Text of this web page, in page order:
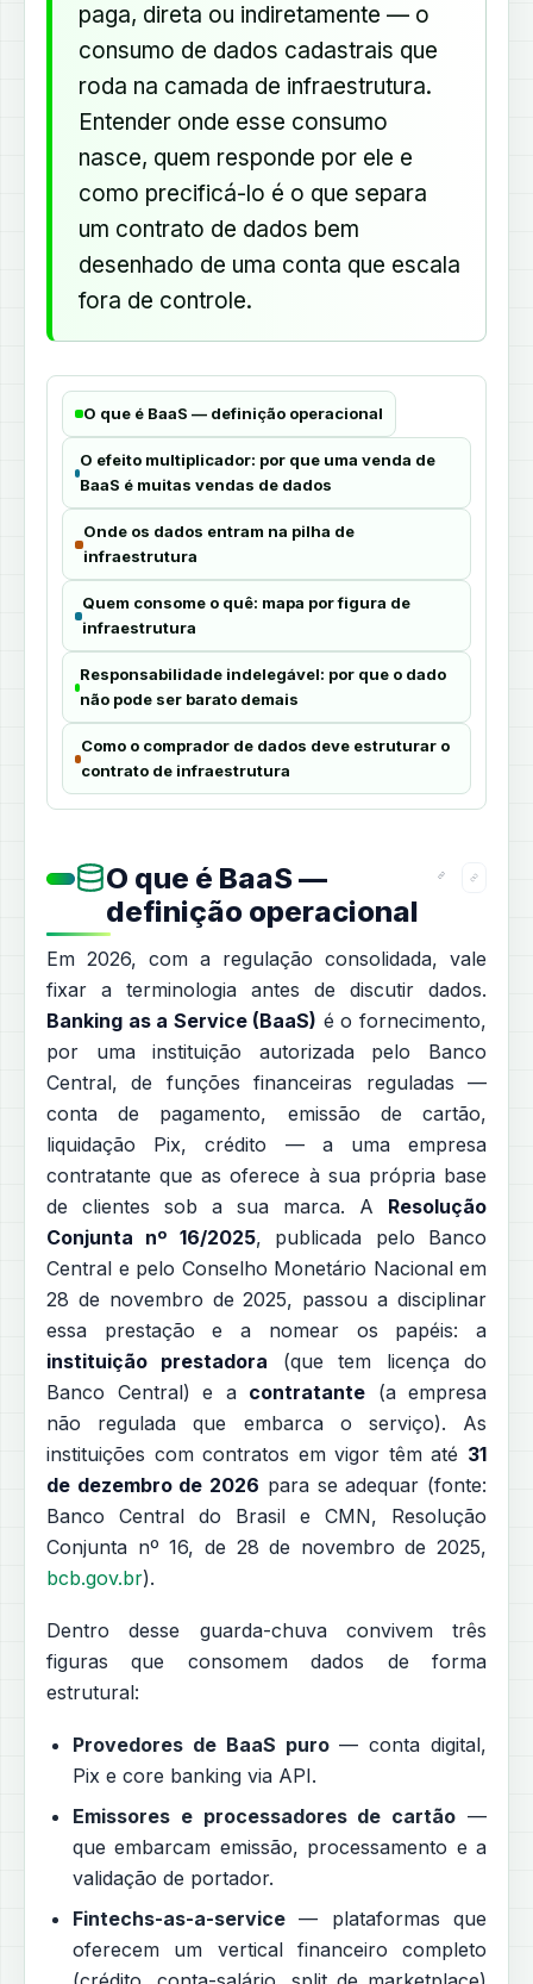
paga, direta ou indiretamente — o
consumo de dados cadastrais que
roda na camada de infraestrutura.
Entender onde esse consumo
nasce, quem responde por ele e
como precificá-lo é o que separa
um contrato de dados bem
desenhado de uma conta que escala
fora de controle.
O que é BaaS — definição operacional
O efeito multiplicador: por que uma venda de
BaaS é muitas vendas de dados
Onde os dados entram na pilha de
infraestrutura
Quem consome o quê: mapa por figura de
infraestrutura
Responsabilidade indelegável: por que o dado
não pode ser barato demais
Como o comprador de dados deve estruturar o
contrato de infraestrutura
O que é BaaS —
definição operacional
Em 2026, com a regulação consolidada, vale
fixar a terminologia antes de discutir dados.
Banking as a Service (BaaS) é o fornecimento,
por uma instituição autorizada pelo Banco
Central, de funções financeiras reguladas —
conta de pagamento, emissão de cartão,
liquidação Pix, crédito — a uma empresa
contratante que as oferece à sua própria base
de clientes sob a sua marca. A Resolução
Conjunta nº 16/2025, publicada pelo Banco
Central e pelo Conselho Monetário Nacional em
28 de novembro de 2025, passou a disciplinar
essa prestação e a nomear os papéis: a
instituição prestadora (que tem licença do
Banco Central) e a contratante (a empresa
não regulada que embarca o serviço). As
instituições com contratos em vigor têm até 31
de dezembro de 2026 para se adequar (fonte:
Banco Central do Brasil e CMN, Resolução
Conjunta nº 16, de 28 de novembro de 2025,
bcb.gov.br).
Dentro desse guarda-chuva convivem três
figuras que consomem dados de forma
estrutural:
Provedores de BaaS puro— conta digital,
Pix e core banking via API.
Emissores e processadores de cartão —
que embarcam emissão, processamento e a
validação de portador.
Fintechs-as-a-service — plataformas que
oferecem um vertical financeiro completo